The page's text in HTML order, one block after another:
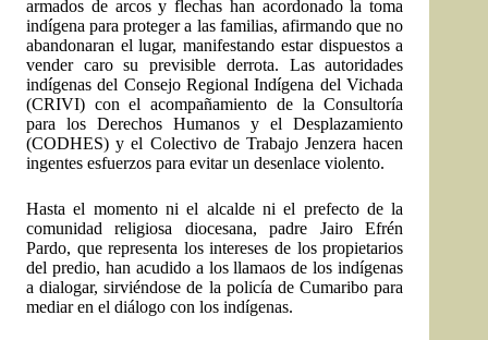
armados de arcos y flechas han acordonado la toma
indígena para proteger a las familias, afirmando que no
abandonaran el lugar, manifestando estar dispuestos a
vender caro su previsible derrota. Las autoridades
indígenas del Consejo Regional Indígena del Vichada
(CRIVI) con el acompañamiento de la Consultoría
para los Derechos Humanos y el Desplazamiento
(CODHES) y el Colectivo de Trabajo Jenzera hacen
ingentes esfuerzos para evitar un desenlace violento.
Hasta el momento ni el alcalde ni el prefecto de la
comunidad religiosa diocesana, padre Jairo Efrén
Pardo, que representa los intereses de los propietarios
del predio, han acudido a los llamaos de los indígenas
a dialogar, sirviéndose de la policía de Cumaribo para
mediar en el diálogo con los indígenas.